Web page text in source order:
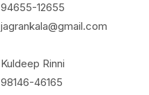
94655-12655
jagrankala@gmail.com
Kuldeep Rinni
98146-46165